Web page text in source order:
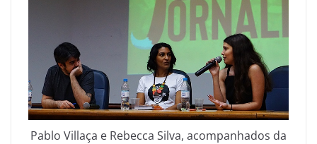
Pablo Villaça e Rebecca Silva, acompanhados da